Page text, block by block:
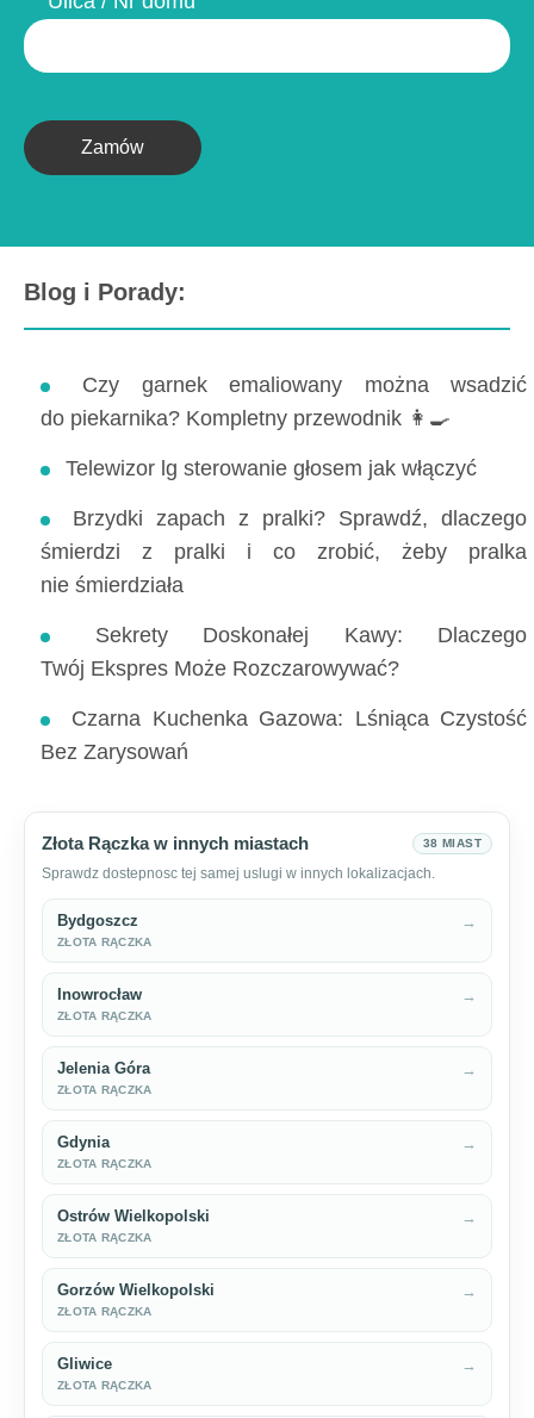
Zamów
Blog i Porady:
Czy garnek emaliowany można wsadzić
do piekarnika? Kompletny przewodnik 👩‍🍳
Telewizor lg sterowanie głosem jak włączyć
Brzydki zapach z pralki? Sprawdź, dlaczego
śmierdzi z pralki i co zrobić, żeby pralka
nie śmierdziała
Sekrety Doskonałej Kawy: Dlaczego
Twój Ekspres Może Rozczarowywać?
Czarna Kuchenka Gazowa: Lśniąca Czystość
Bez Zarysowań
Złota Rączka w innych miastach 38 MIAST
Sprawdz dostepnosc tej samej uslugi w innych lokalizacjach.
Bydgoszcz
ZŁOTA RĄCZKA
→
Inowrocław
ZŁOTA RĄCZKA
→
Jelenia Góra
ZŁOTA RĄCZKA
→
Gdynia
ZŁOTA RĄCZKA
→
Ostrów Wielkopolski
ZŁOTA RĄCZKA
→
Gorzów Wielkopolski
ZŁOTA RĄCZKA
→
Gliwice
ZŁOTA RĄCZKA
→